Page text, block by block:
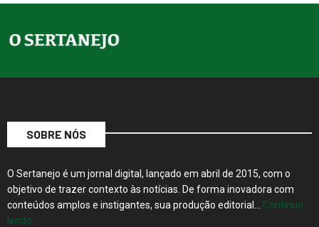
SOBRE NÓS
O Sertanejo é um jornal digital, lançado em abril de 2015, com o
objetivo de trazer contexto às notícias. De forma inovadora com
conteúdos amplos e instigantes, sua produção editorial… Continue
lendo…